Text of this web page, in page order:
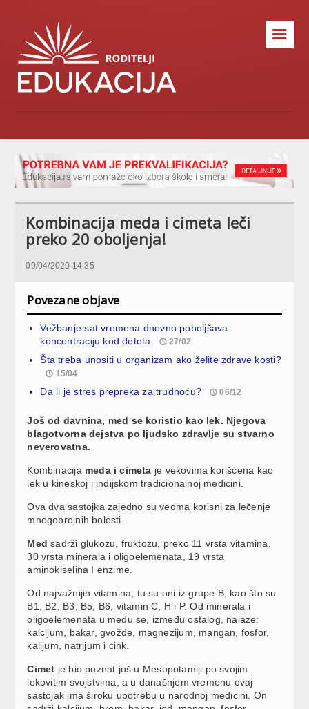
☰
Kombinacija meda i cimeta leči
preko 20 oboljenja!
09/04/2020 14:35
Povezane objave
Vežbanje sat vremena dnevno poboljšava
koncentraciju kod deteta
27/02
Šta treba unositi u organizam ako želite zdrave kosti?
15/04
Da li je stres prepreka za trudnoću? 06/12
Još od davnina, med se koristio kao lek. Njegova
blagotvorna dejstva po ljudsko zdravlje su stvarno
neverovatna.
Kombinacija meda i cimeta je vekovima korišćena kao
lek u kineskoj i indijskom tradicionalnoj medicini.
Ova dva sastojka zajedno su veoma korisni za lečenje
mnogobrojnih bolesti.
Med sadrži glukozu, fruktozu, preko 11 vrsta vitamina,
30 vrsta minerala i oligoelemenata, 19 vrsta
aminokiselina I enzime.
Od najvažnijih vitamina, tu su oni iz grupe B, kao što su
B1, B2, B3, B5, B6, vitamin C, H i P. Od minerala i
oligoelemenata u medu se, između ostalog, nalaze:
kalcijum, bakar, gvožđe, magnezijum, mangan, fosfor,
kalijum, natrijum i cink.
Cimet je bio poznat još u Mesopotamiji po svojim
lekovitim svojstvima, a u današnjem vremenu ovaj
sastojak ima široku upotrebu u narodnoj medicini. On